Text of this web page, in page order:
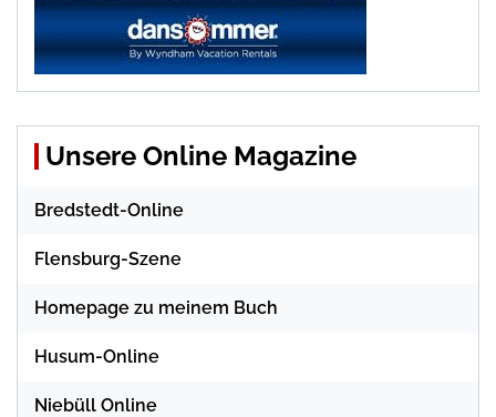
Unsere Online Magazine
Bredstedt-Online
Flensburg-Szene
Homepage zu meinem Buch
Husum-Online
Niebüll Online